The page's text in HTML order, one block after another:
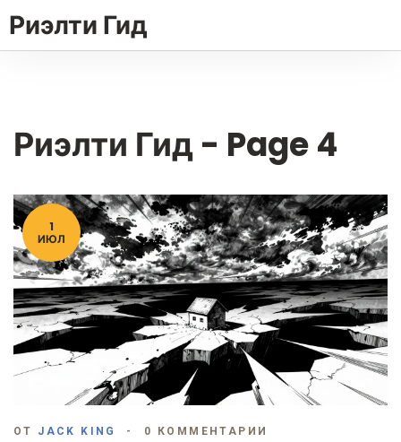
Риэлти Гид
Риэлти Гид - Page 4
1
ИЮЛ
ОТ JACK KING 0 КОММЕНТАРИИ